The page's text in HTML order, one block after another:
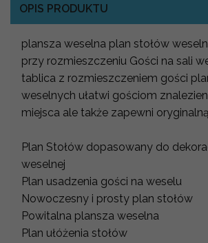
OPIS PRODUKTU
plansza weselna plan stołów
przy rozmieszczeniu Gości na sali
tablica z rozmieszczeniem gości
weselnych ułatwi gościom
miejsca ale także zapewni
Plan Stołów dopasowany do
weselnej
Plan usadzenia gości na weselu
Nowoczesny i prosty plan stołów
Powitalna plansza weselna
Plan ułóżenia stołów